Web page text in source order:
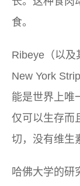
食。
Ribeye（以及
New York
能是世界上唯
仅可以生存而
切，没有维生
哈佛大学的研